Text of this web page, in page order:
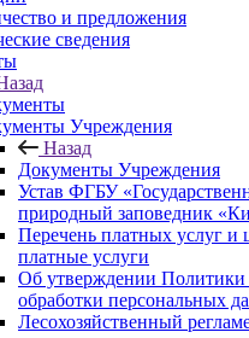
и предложения
сведения
Учреждения
Назад
Документы Учреждения
Устав ФГБУ
природный заповедник
Перечень платных услуг и
платные услуги
Об утверждении
обработки персональных
Лесохозяйственный